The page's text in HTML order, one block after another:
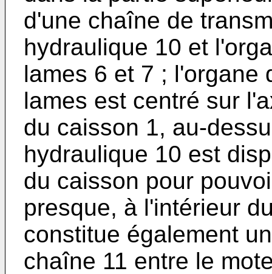
d'une chaîne de
hydraulique 10 et
lames 6 et 7 ; l'organe
lames est centré sur
du caisson 1, au-
hydraulique 10 est
du caisson pour
presque, à l'intérieur
constitue également
chaîne 11 entre le